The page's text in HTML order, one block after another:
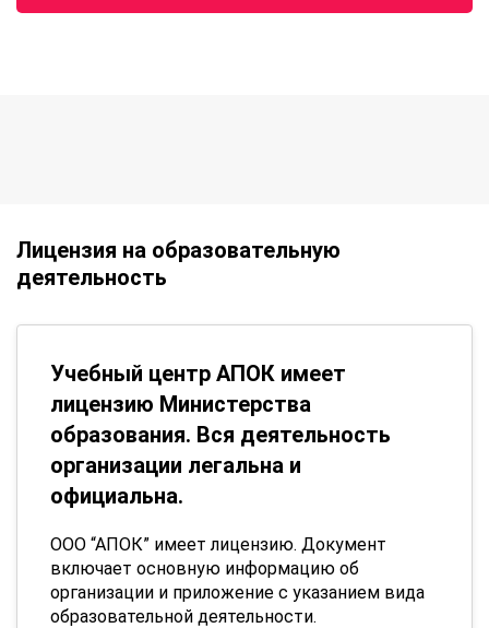
Лицензия на образовательную
деятельность
Учебный центр АПОК имеет
лицензию Министерства
образования. Вся деятельность
организации легальна и
официальна.
ООО “АПОК” имеет лицензию. Документ
включает основную информацию об
организации и приложение с указанием вида
образовательной деятельности.